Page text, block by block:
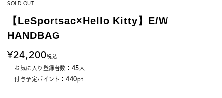
SOLD OUT
【LeSportsac×Hello Kitty】E/W
HANDBAG
24,200税込
お気に入り登録者数： 45人
付与予定ポイント： 440pt